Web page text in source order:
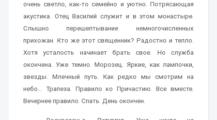
очень светло, как-то семейно и уютно. Потрясающая
акустика. Отец Василий служит и в этом монастыре.
Слышно перешептывание немногочисленных
прихожан. Кто же этот священник? Радостно и тепло.
Хотя усталость начинает брать свое. Но служба
окончена. Уже темно. Морозец. Яркие, как лампочки,
звезды. Млечный путь. Как редко мы смотрим на
небо… Трапеза. Правило ко Причастию. Все вместе.
Вечернее правило. Спать. День окончен.